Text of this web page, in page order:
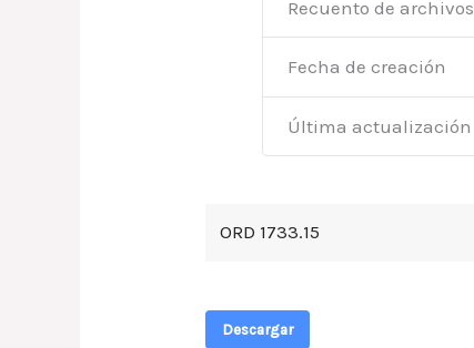
Recuento de archivos
Fecha de creación
Última actualización
ORD 1733.15
Descargar